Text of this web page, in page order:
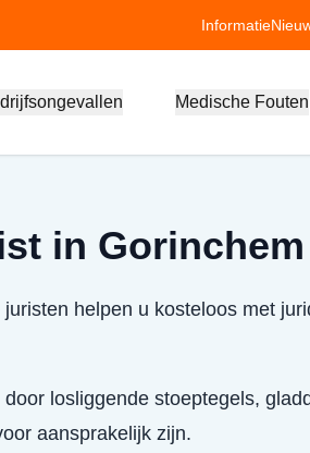
Informatie
Medische Fouten
in Gorinchem
helpen u kosteloos met
door losliggende stoeptegels,
aansprakelijk zijn.